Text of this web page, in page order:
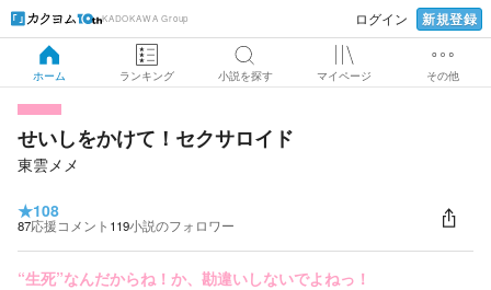
KADOKAWA Group ログイン 新規登録
ホーム ランキング 小説を探す マイページ その他
せいしをかけて！セクサロイド
東雲メメ
★108
87応援コメント 119小説のフォロワー
“生死”なんだからね！か、勘違いしないでよねっ！